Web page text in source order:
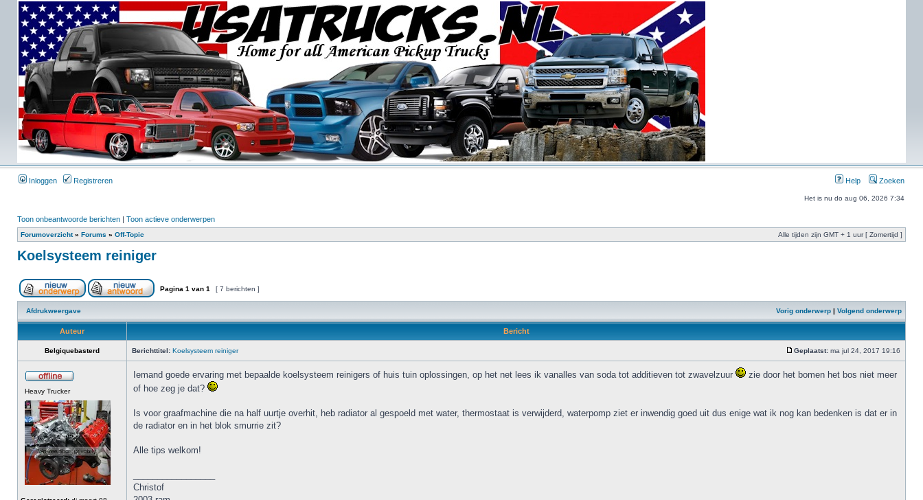
Inloggen Registreren Help Zoeken
Het is nu do aug 06, 2026 7:34
Toon onbeantwoorde berichten | Toon actieve onderwerpen
Forumoverzicht» Forums » Off-Topic Alle tijden zijn GMT + 1 uur [ Zomertijd ]
Koelsysteem reiniger
Pagina 1 van 1 [ 7 berichten ]
Afdrukweergave Vorig onderwerp | Volgend onderwerp
Auteur Bericht
Belgiquebasterd Berichttitel: Koelsysteem reiniger Geplaatst: ma jul 24, 2017 19:16
Heavy Trucker
Iemand goede ervaring met bepaalde koelsysteem reinigers of huis tuin oplossingen, op het net lees ik vanalles van soda tot additieven tot zwavelzuur
zie door het bomen het bos niet meer
of hoe zeg je dat?
Is voor graafmachine die na half uurtje overhit, heb radiator al gespoeld met water, thermostaat is verwijderd, waterpomp ziet er inwendig goed uit dus enige wat ik nog kan bedenken is dat er in
de radiator en in het blok smurrie zit?
Alle tips welkom!
Christof